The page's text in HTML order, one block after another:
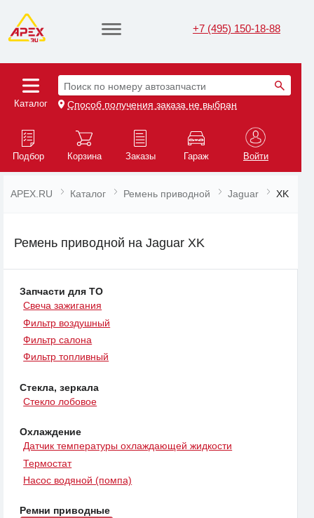
+7 (495) 150-18-88
Каталог
Поиск по номеру автозапчасти
Способ получения заказа не выбран
Подбор Корзина Заказы Гараж Войти
APEX.RU Каталог Ремень приводной Jaguar XK
Ремень приводной на Jaguar XK
Запчасти для ТО
Свеча зажигания
Фильтр воздушный
Фильтр салона
Фильтр топливный
Стекла, зеркала
Стекло лобовое
Охлаждение
Датчик температуры охлаждающей жидкости
Термостат
Насос водяной (помпа)
Ремни приводные